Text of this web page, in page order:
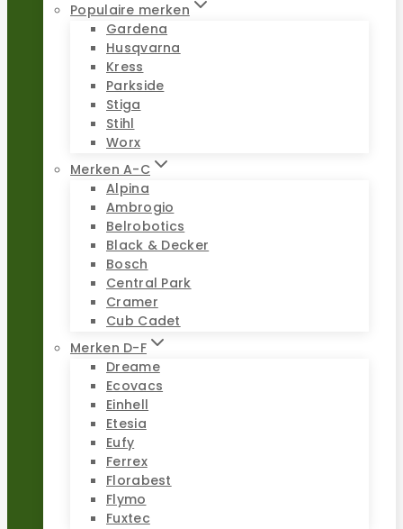
Populaire merken
Gardena
Husqvarna
Kress
Parkside
Stiga
Stihl
Worx
Merken A-C
Alpina
Ambrogio
Belrobotics
Black & Decker
Bosch
Central Park
Cramer
Cub Cadet
Merken D-F
Dreame
Ecovacs
Einhell
Etesia
Eufy
Ferrex
Florabest
Flymo
Fuxtec